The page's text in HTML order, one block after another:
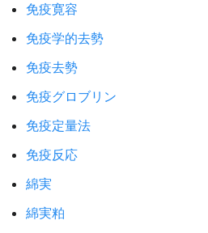
免疫寛容
免疫学的去勢
免疫去勢
免疫グロブリン
免疫定量法
免疫反応
綿実
綿実粕